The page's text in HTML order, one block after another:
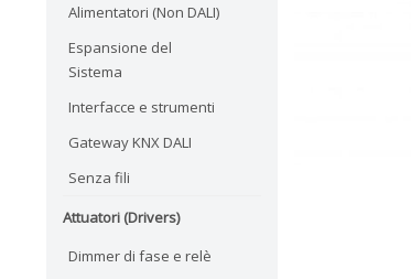
Alimentatori (Non DALI)
Espansione del
Sistema
Interfacce e strumenti
Gateway KNX DALI
Senza fili
Attuatori (Drivers)
Dimmer di fase e relè